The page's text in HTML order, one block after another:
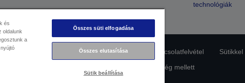
technológiák
nyilatkozat EU Data Act Compliance Kapcsolatfelvétel
Az Epson elkötelezettsége az akadálymentesség mellett
és
oldalunk
a
Összes süti elfogadása
Összes elutasítása
Sütik beállítása